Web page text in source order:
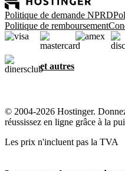
Politique de demande NPRD
Politique de remboursement
et autres
© 2004-2026 Hostinger.
réussissez en ligne grâce à la
Les prix n'incluent pas la TVA